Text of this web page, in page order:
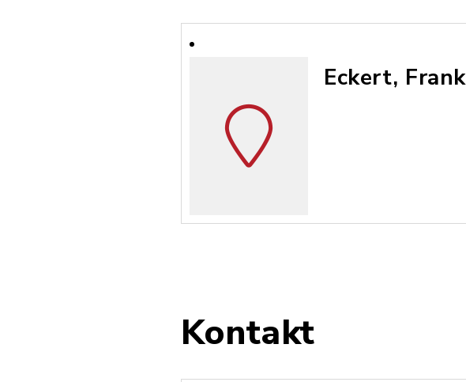
Eckert, Frank
Kontakt